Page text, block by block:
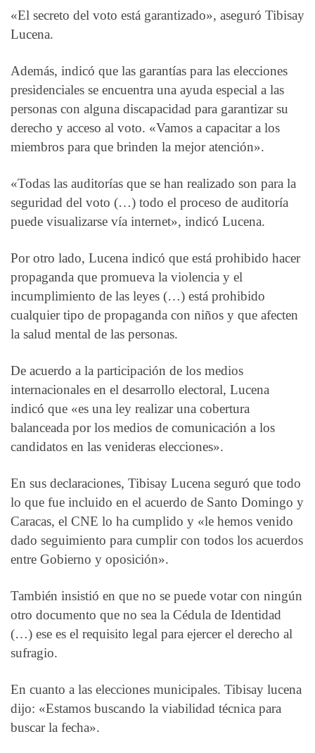
«El secreto del voto está garantizado», aseguró Tibisay
Lucena.
Además, indicó que las garantías para las elecciones
presidenciales se encuentra una ayuda especial a las
personas con alguna discapacidad para garantizar su
derecho y acceso al voto. «Vamos a capacitar a los
miembros para que brinden la mejor atención».
«Todas las auditorías que se han realizado son para la
seguridad del voto (…) todo el proceso de auditoría
puede visualizarse vía internet», indicó Lucena.
Por otro lado, Lucena indicó que está prohibido hacer
propaganda que promueva la violencia y el
incumplimiento de las leyes (…) está prohibido
cualquier tipo de propaganda con niños y que afecten
la salud mental de las personas.
De acuerdo a la participación de los medios
internacionales en el desarrollo electoral, Lucena
indicó que «es una ley realizar una cobertura
balanceada por los medios de comunicación a los
candidatos en las venideras elecciones».
En sus declaraciones, Tibisay Lucena seguró que todo
lo que fue incluido en el acuerdo de Santo Domingo y
Caracas, el CNE lo ha cumplido y «le hemos venido
dado seguimiento para cumplir con todos los acuerdos
entre Gobierno y oposición».
También insistió en que no se puede votar con ningún
otro documento que no sea la Cédula de Identidad
(…) ese es el requisito legal para ejercer el derecho al
sufragio.
En cuanto a las elecciones municipales. Tibisay lucena
dijo: «Estamos buscando la viabilidad técnica para
buscar la fecha».